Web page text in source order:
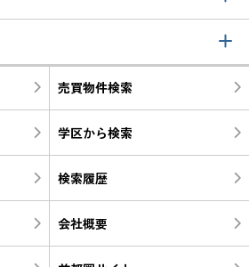
売買物件検索
学区から検索
検索履歴
会社概要